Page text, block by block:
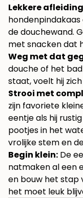
Lekkere
de douchewand.
met snacken dat
Weg met dat
douche of het
staat, voelt hij
Strooi met
zijn favoriete
eentje als hij
pootjes in het
vrolijke stem en
Begin klein: De
natmaken al een
en bouw het stap
het moet leuk